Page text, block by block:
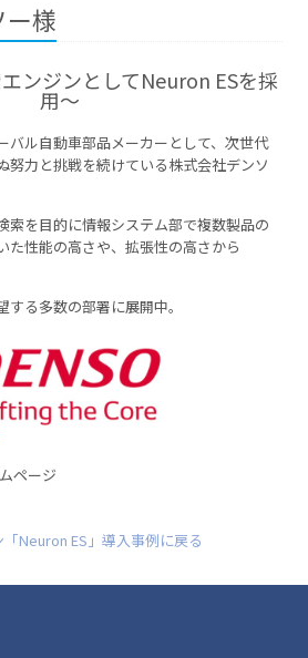
様
ンジンとしてNeuron ESを採
用～
バル自動車部品メーカーとして、次世代
努力と挑戦を続けている株式会社デンソ
索を目的に情報システム部で複数製品の
た性能の高さや、拡張性の高さから
る多数の部署に展開中。
ページ
Neuron ES」導入事例に戻る